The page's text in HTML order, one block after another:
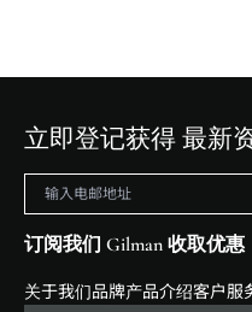
立即登记获得 最新
订阅我们 Gilman 收取优惠
关于我们品牌产品介绍客户服